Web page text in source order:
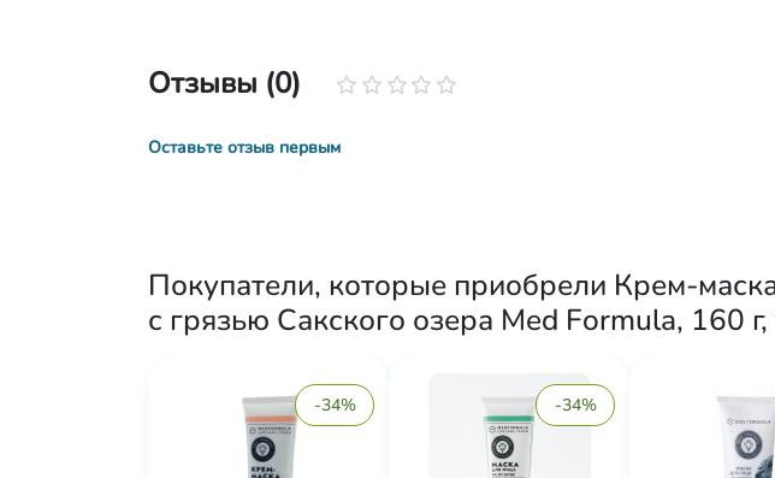
Отзывы (0)
Оставьте отзыв первым
Покупатели, которые приобрели Крем-
с грязью Сакского озера Med Formula, 160
-34% -34%